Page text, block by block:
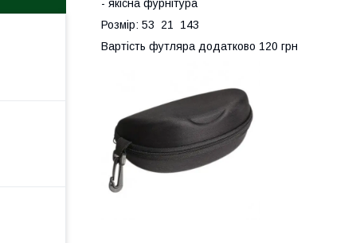
- якісна фурнітура
Розмір: 53 21 143
Вартість футляра додатково 120 грн